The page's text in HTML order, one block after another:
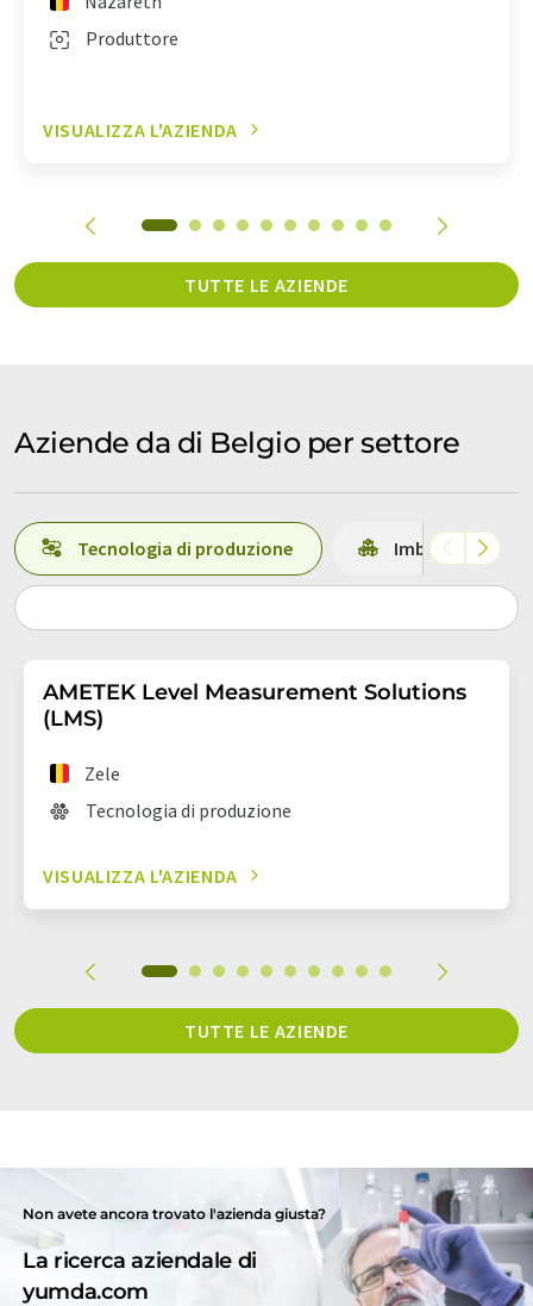
Produttore
VISUALIZZA L'AZIENDA
TUTTE LE AZIENDE
Aziende da di Belgio per settore
Tecnologia di produzione Imballaggio
AMETEK Level Measurement Solutions
(LMS)
Zele
Tecnologia di produzione
VISUALIZZA L'AZIENDA
TUTTE LE AZIENDE
Non avete ancora trovato l'azienda giusta?
La ricerca aziendale di
yumda.com